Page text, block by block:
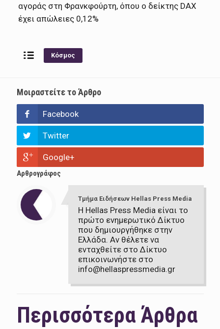
αγοράς στη Φρανκφούρτη, όπου ο δείκτης DAX
έχει απώλειες 0,12%
Κόσμος
Μοιραστείτε το Άρθρο
Facebook
Twitter
Google+
Αρθρογράφος
Τμήμα Ειδήσεων Hellas Press Media
Η Hellas Press Media είναι το
πρώτο ενημερωτικό Δίκτυο
που δημιουργήθηκε στην
Ελλάδα. Αν θέλετε να
ενταχθείτε στο Δίκτυο
επικοινωνήστε στο
info@hellaspressmedia.gr
Περισσότερα Άρθρα